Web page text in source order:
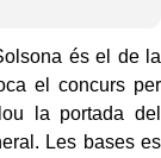
és el de la
el concurs per
la portada del
Les bases es